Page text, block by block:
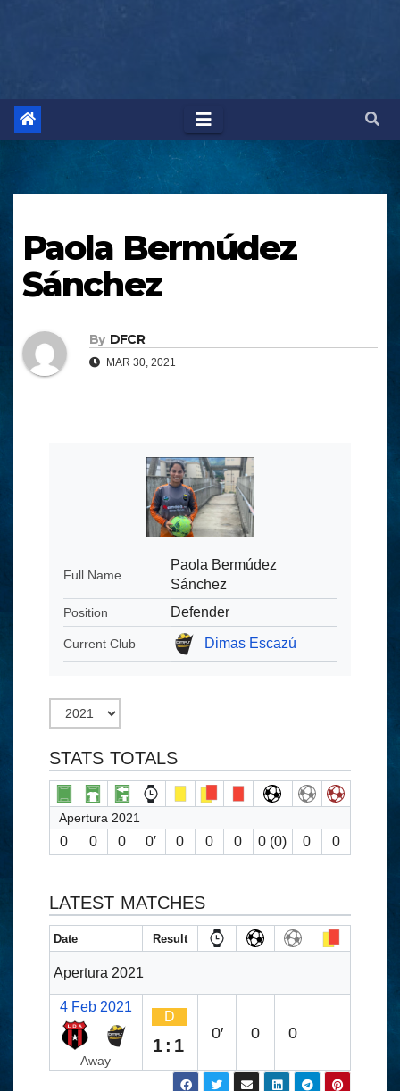
Paola Bermúdez
Sánchez
By DFCR
MAR 30, 2021
Full Name
Paola Bermúdez
Sánchez
Position Defender
Current Club Dimas Escazú
STATS TOTALS
Apertura 2021
0 0 0 0′ 0 0 0 0 (0) 0 0
LATEST MATCHES
Date Result
Apertura 2021
4 Feb 2021
Away
D
1:1
0′ 0 0